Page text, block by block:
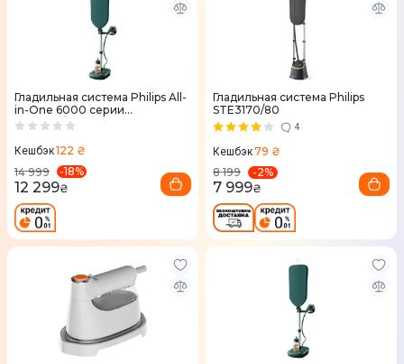
Гладильная система Philips All-
in-One 6000 серии
AIS6020/70
Кешбэк122 ₴
14 999
-18%
12 299₴
Гладильная система Philips
STE3170/80
4
Кешбэк79 ₴
8 199
-2%
7 999₴